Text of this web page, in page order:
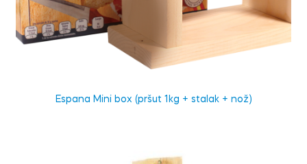
Espana Mini box (pršut 1kg + stalak + nož)